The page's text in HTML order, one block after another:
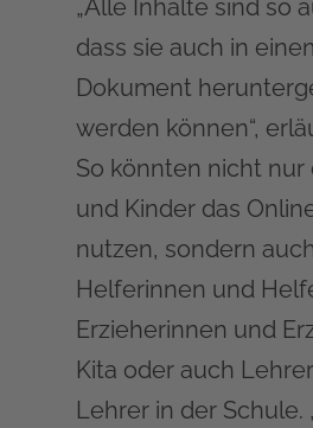
„Alle Inhalte sind so
dass sie auch in
Dokument
werden können“,
So könnten nicht nur
und Kinder das
nutzen, sondern
Helferinnen und
Erzieherinnen und
Kita oder auch
Lehrer in der Schule.